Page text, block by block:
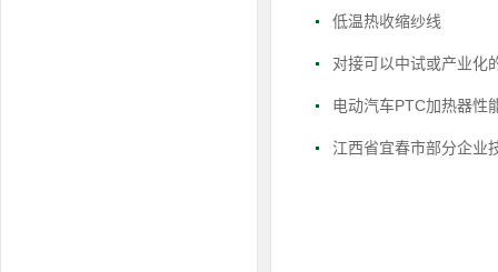
低温热收缩纱线
对接可以中试或产业化
电动汽车PTC加热器性
江西省宜春市部分企业